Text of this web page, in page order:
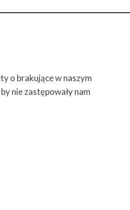
o brakujące w naszym
nie zastępowały nam